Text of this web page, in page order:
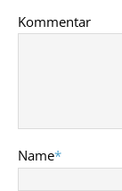
Kommentar
Name*